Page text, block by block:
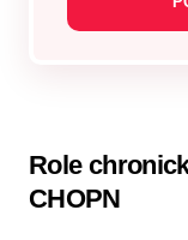
Role
CHOPN